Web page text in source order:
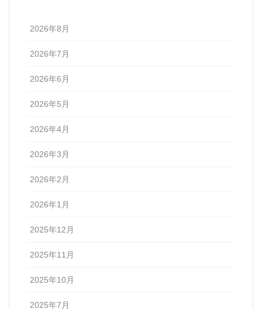
2026年8月
2026年7月
2026年6月
2026年5月
2026年4月
2026年3月
2026年2月
2026年1月
2025年12月
2025年11月
2025年10月
2025年7月